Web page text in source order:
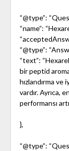
“@type”:
“name”:
“@type”:
“text”:
bir peptid
hızlandırma
vardır. Ayrıca,
performansı
},
“@type”: